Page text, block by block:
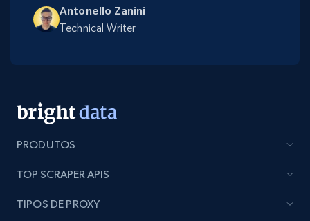
Antonello Zanini
Technical Writer
PRODUTOS
TOP SCRAPER APIS
TIPOS DE PROXY